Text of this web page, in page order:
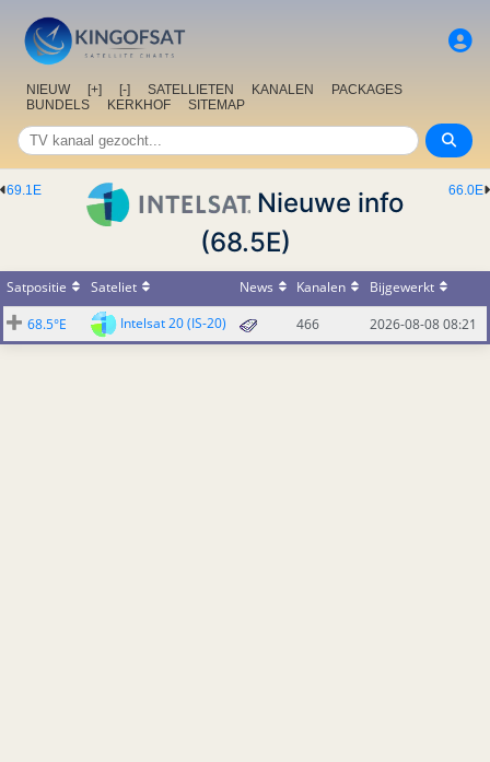
NIEUW [+] [-] SATELLIETEN KANALEN
PACKAGES
BUNDELS
KERKHOF SITEMAP
66.0E
69.1E
Nieuwe info
(68.5E)
Satpositie Sateliet News Kanalen
Bijgewerkt
68.5°E
Intelsat 20 (IS-20) 466 2026-08-08 08:21